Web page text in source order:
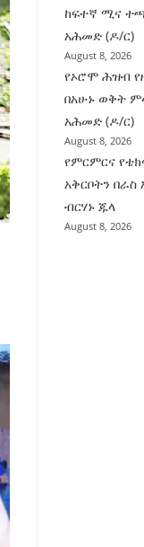
ከፍተኛ ሚና
አሕመድ (ዶ/ር)
August 8, 2026
የኦሮሞ ሕዝብ
በአሁኑ ወቅት
አሕመድ (ዶ/ር)
August 8, 2026
የምርምርና
አቅርቦትን
ብርሃኑ ጁላ
August 8, 2026